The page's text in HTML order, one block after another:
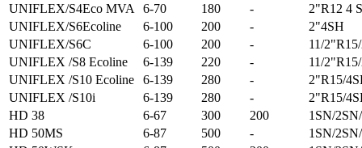
UNIFLEX/S4Eco MVA
6-70 180 -
2"R12 4
UNIFLEX/S6Ecoline
6-100 200 -
2"4SH
UNIFLEX/S6С
6-100 200 -
11/
UNIFLEX /S8 Ecoline
6-139 220 -
11/
UNIFLEX /S10 Ecoline
6-139 280 -
2"R15/
UNIFLEX /S10i
6-139 280 -
2"R15/
HD 38
6-67 300 200
1SN/
HD 50MS
6-87 500 -
1SN/